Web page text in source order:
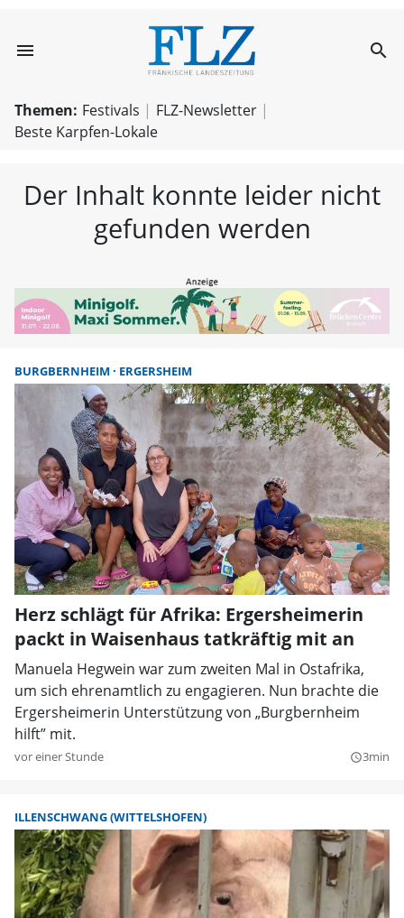
menu FLZ – search
Themen: Festivals
FLZ-Newsletter
Beste Karpfen-Lokale
Der Inhalt konnte leider nicht
gefunden werden
BURGBERNHEIM ERGERSHEIM
Herz schlägt für Afrika: Ergersheimerin
packt in Waisenhaus tatkräftig mit an
Manuela Hegwein war zum zweiten Mal in Ostafrika,
um sich ehrenamtlich zu engagieren. Nun brachte die
Ergersheimerin Unterstützung von „Burgbernheim
hilft” mit.
vor einer Stunde query_builder3min
ILLENSCHWANG (WITTELSHOFEN)